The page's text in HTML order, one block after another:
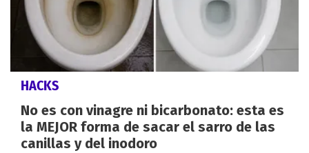
HACKS
No es con vinagre ni bicarbonato: esta es
la MEJOR forma de sacar el sarro de las
canillas y del inodoro